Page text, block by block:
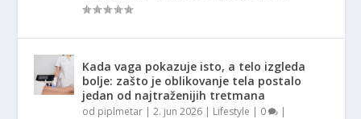
Kada vaga pokazuje isto, a telo izgleda
bolje: zašto je oblikovanje tela postalo
jedan od najtraženijih tretmana
od piplmetar |2. jun 2026 | Lifestyle | 0 |